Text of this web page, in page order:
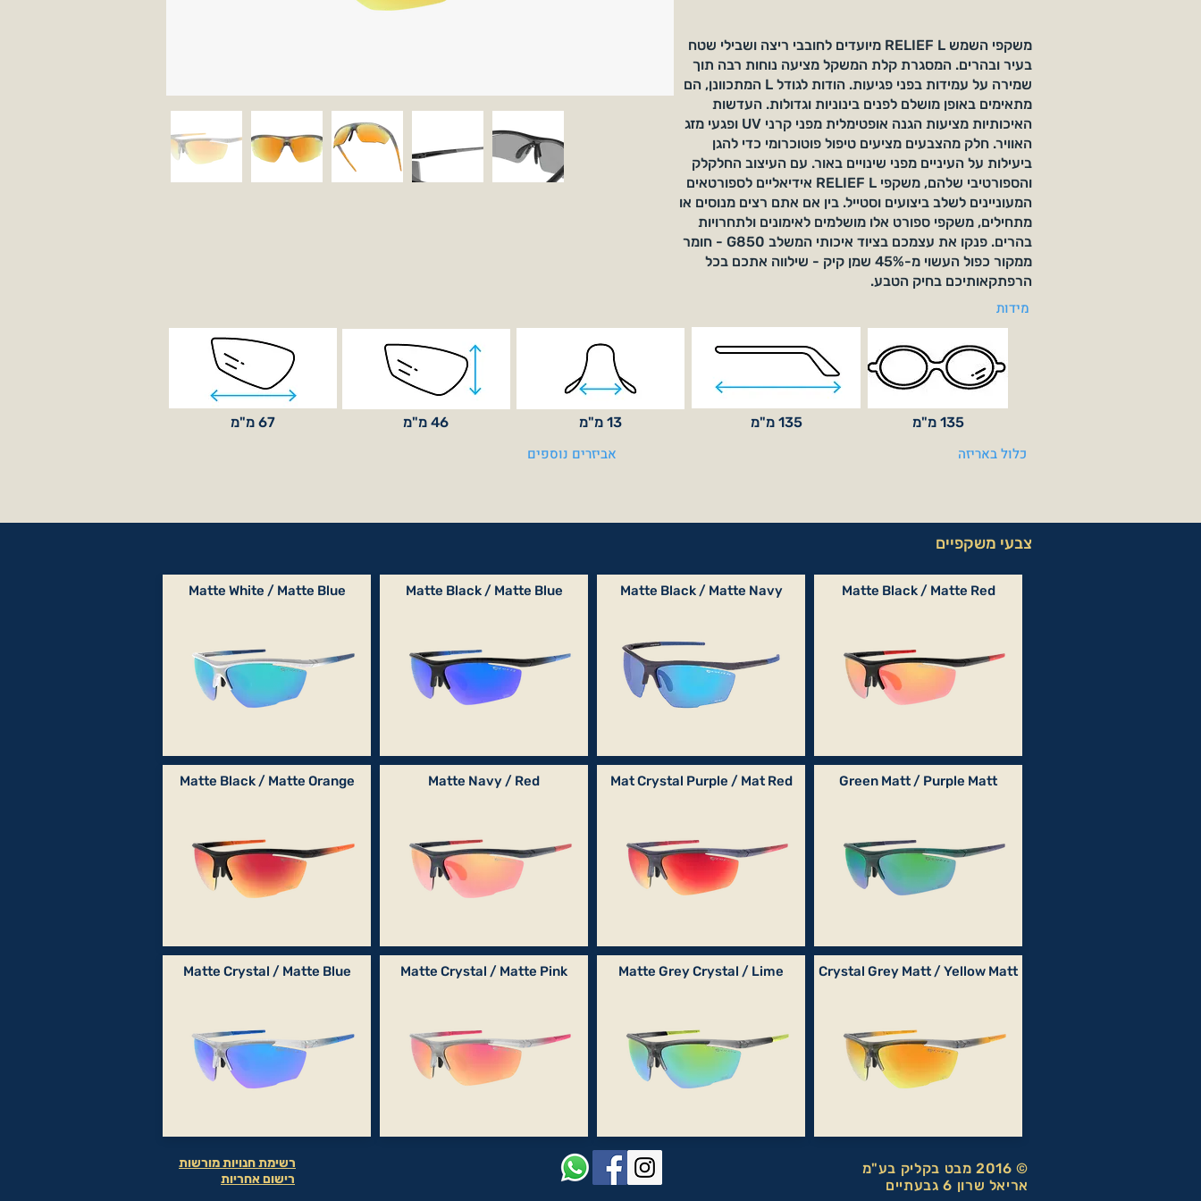
משקפי השמש RELIEF L מיועדים לחובבי ריצה ושבילי שטח
בעיר ובהרים. המסגרת קלת המשקל מציעה נוחות רבה תוך
שמירה על עמידות בפני פגיעות. הודות לגודל L המתכוונן, הם
מתאימים באופן מושלם לפנים בינוניות וגדולות. העדשות
האיכותיות מציעות הגנה אופטימלית מפני קרני UV ופגעי מזג
האוויר. חלק מהצבעים מציעים טיפול פוטוכרומי כדי להגן
ביעילות על העיניים מפני שינויים באור. עם העיצוב החלקלק
והספורטיבי שלהם, משקפי RELIEF L אידיאליים לספורטאים
המעוניינים לשלב ביצועים וסטייל. בין אם אתם רצים מנוסים או
מתחילים, משקפי ספורט אלו מושלמים לאימונים ולתחרויות
בהרים. פנקו את עצמכם בציוד איכותי המשלב G850 - חומר
ממקור כפול העשוי מ-45% שמן קיק - שילווה אתכם בכל
הרפתקאותיכם בחיק הטבע.
מידות
67 מ"מ 46 מ"מ 13 מ"מ
אביזרים נוספים
135 מ"מ 135 מ"מ
כלול באריזה
צבעי משקפיים
Matte White / Matte Blue
Matte Black / Matte Orange
Matte Crystal / Matte Blue
Matte Black / Matte Blue
Matte Navy / Red
Matte Crystal / Matte Pink
Matte Black / Matte Navy
Mat Crystal Purple / Mat Red
Matte Grey Crystal / Lime
Matte Black / Matte Red
Green Matt / Purple Matt
Crystal Grey Matt / Yellow Matt
רשימת חנויות מורשות
רישום אחריות
© 2016 מבט בקליק בע"מ
אריאל שרון 6 גבעתיים